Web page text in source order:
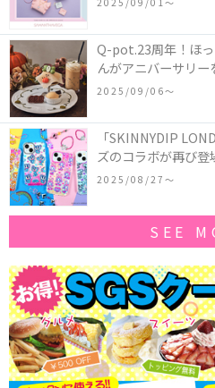
Q-pot.23周年！ほっ
んがアニバーサリ
ーキアクセサリー
「かぼちゃのオバ
2025/09/06〜
「SKINNYDIP
ズのコラボが再び
作コレクションを発
2025/08/27〜
SEE